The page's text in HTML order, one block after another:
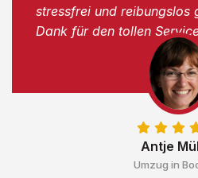
Antje
Umzug in
stressfrei und reibungslos
Dank für den tollen